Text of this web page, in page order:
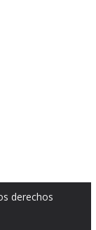
derechos